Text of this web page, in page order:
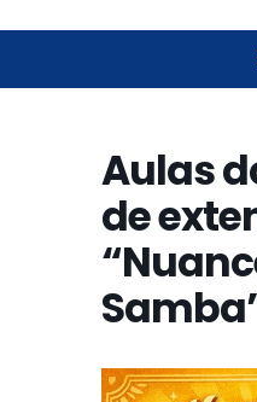
Aulas
de